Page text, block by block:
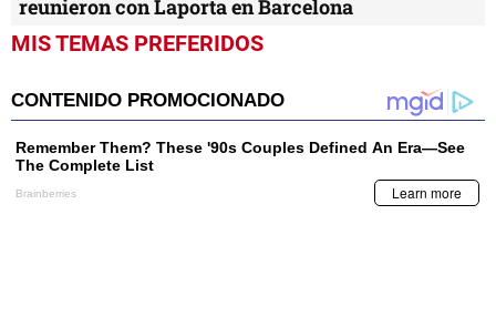
reunieron con Laporta en Barcelona
MIS TEMAS PREFERIDOS